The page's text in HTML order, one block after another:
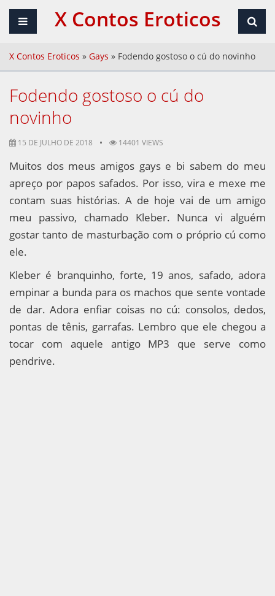
X Contos Eroticos
X Contos Eroticos » Gays » Fodendo gostoso o cú do novinho
Fodendo gostoso o cú do
novinho
15 DE JULHO DE 2018 14401 VIEWS
Muitos dos meus amigos gays e bi sabem do meu
apreço por papos safados. Por isso, vira e mexe me
contam suas histórias. A de hoje vai de um amigo
meu passivo, chamado Kleber. Nunca vi alguém
gostar tanto de masturbação com o próprio cú como
ele.
Kleber é branquinho, forte, 19 anos, safado, adora
empinar a bunda para os machos que sente vontade
de dar. Adora enfiar coisas no cú: consolos, dedos,
pontas de tênis, garrafas. Lembro que ele chegou a
tocar com aquele antigo MP3 que serve como
pendrive.